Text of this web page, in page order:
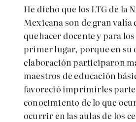
He dicho que los LTG de la
Mexicana son de gran valía
quehacer docente y para
primer lugar, porque en su
elaboración participaron
maestros de educación
favoreció imprimirles parte
conocimiento de lo que
ocurrir en las aulas de los